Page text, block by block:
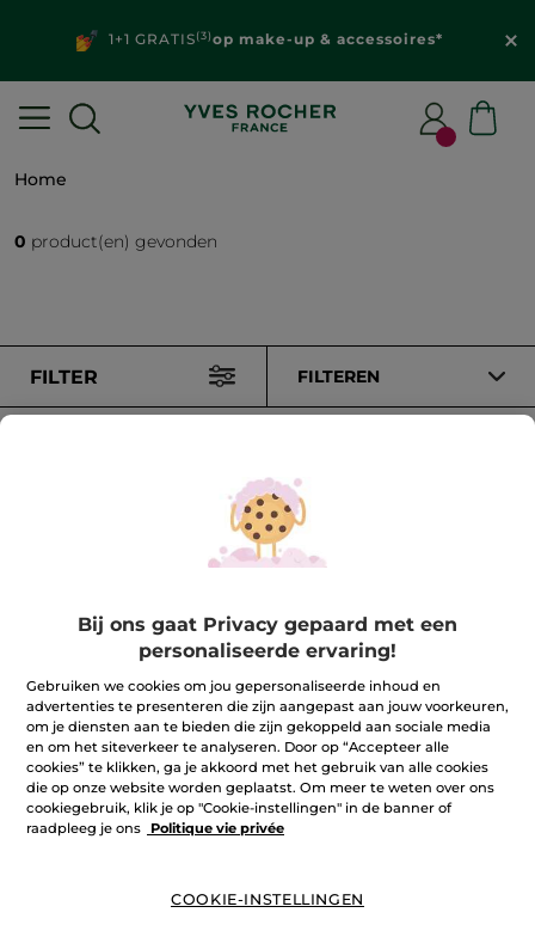
1+1 GRATIS(3)op make-up & accessoires*
Home
0 product(en) gevonden
FILTER FILTEREN
100% plantaardig
60 hectare
biologische velden
Meer zien
Bij ons gaat Privacy gepaard met een
personaliseerde ervaring!
Gebruiken we cookies om jou gepersonaliseerde inhoud en
advertenties te presenteren die zijn aangepast aan jouw voorkeuren,
om je diensten aan te bieden die zijn gekoppeld aan sociale media
en om het siteverkeer te analyseren. Door op “Accepteer alle
cookies” te klikken, ga je akkoord met het gebruik van alle cookies
die op onze website worden geplaatst. Om meer te weten over ons
cookiegebruik, klik je op "Cookie-instellingen" in de banner of
raadpleeg je ons
Politique vie privée
COOKIE-INSTELLINGEN